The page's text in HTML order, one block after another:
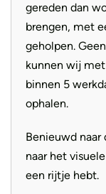
gereden dan
brengen, met
geholpen.
kunnen wij
binnen 5
ophalen.
Benieuwd naar
naar het
een rijtje hebt.